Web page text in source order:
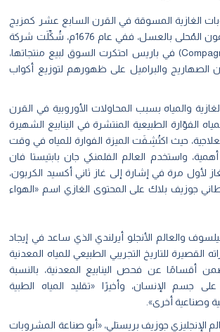
الغازية المسوقة في القرن السابع عشر كمزيج
من الماء وعصير الليمون المُحلى بالعسل، ففي عام 1676م، شُكِّلَت شركة
(Compagnie de Limonadiers) في باريس احتكرت السوق لبيع منتجاتها،
الصهاريج والبراميل على ظهورهم لتوزيع أكواب
والمياه بسبب المحاولات الأوروبية في القرن
الفوّارة الطبيعية المنتشرة في الينابيع الشهيرة
حيث اكتُشِفَت الميزة الفوارة للمياه في وقت
أهمية، واستخدم العالم الفلمنكي جان بابتيستا فان
لأول مرة في إشارة إلى غاز ثاني أكسيد الكربون،
جوزيف بلاك علی المحتوى الغازي اسم «الهواء
والعالم الأنجلو أيرلندي الذي ساعد في إيجاد
القصيرة للتاريخ التجريبي الطبيعي للمياه المعدنية
وتضمن أقسامًا عن فحص الينابيع المعدنية، بالنسبة
على جسم الإنسان، وأخيرًا «تقليد المياه الطبية
وصناعية أخرى».
الإنجليزي جوزيف بريستلي، «أبو صناعة المشروبات